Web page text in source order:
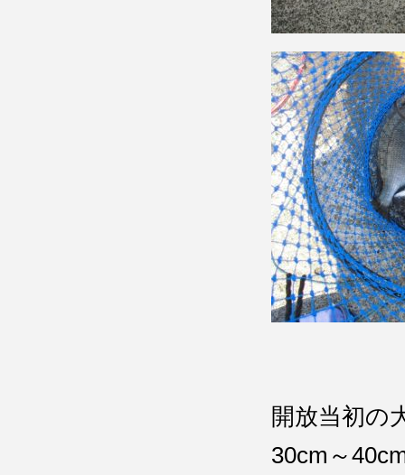
開放当初
30cm～